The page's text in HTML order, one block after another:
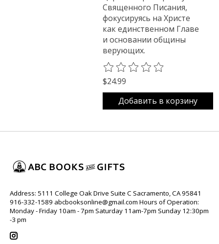
Священного Писания,
фокусируясь на Христе
как единственном Главе
и основании общины
верующих.
The rating of this product is
$24.99
Добавить в корзину
Address: 5111 College Oak Drive Suite C Sacramento, CA 95841
916-332-1589 abcbooksonline@gmail.com Hours of Operation:
Monday - Friday 10am - 7pm Saturday 11am-7pm Sunday 12:30pm
-3 pm